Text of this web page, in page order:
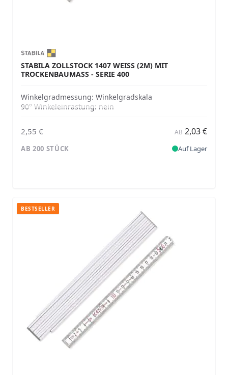
STABILA ZOLLSTOCK 1407 WEISS (2M) MIT T
ROCKENBAUMASS - SERIE 400
Winkelgradmessung: Winkelgradskala
90° Winkeleinrastung: nein
2,55 € AB 2,03 €
AB 200 STÜCK Auf Lager
BESTSELLER